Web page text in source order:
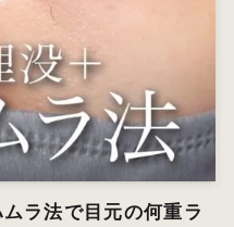
ラ法で目元の何重ラ